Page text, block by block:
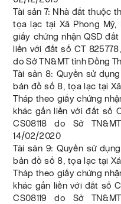
Tài sản 7: Nhà đất thuộc
tọa lạc tại Xã Phong Mỹ,
giấy chứng nhận QSD
liền với đất số CT
do Sở TN&MT tỉnh Đồng
Tài sản 8: Quyền sử
bản đồ số 8, tọa lạc tại
Tháp theo giấy chứng
khác gắn liền với đất số
CS08118 do Sở
14/02/2020
Tài sản 9: Quyền sử
bản đồ số 8, tọa lạc tại
Tháp theo giấy chứng
khác gắn liền với đất số
CS08119 do Sở